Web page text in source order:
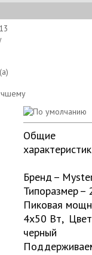
Общие
Бренд –
Типоразмер –
Пиковая
4x50 Вт,
черный